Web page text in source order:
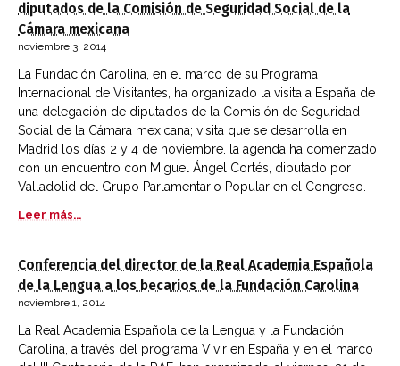
diputados de la Comisión de Seguridad Social de la
Cámara mexicana
noviembre 3, 2014
La Fundación Carolina, en el marco de su Programa
Internacional de Visitantes, ha organizado la visita a España de
una delegación de diputados de la Comisión de Seguridad
Social de la Cámara mexicana; visita que se desarrolla en
Madrid los días 2 y 4 de noviembre. la agenda ha comenzado
con un encuentro con Miguel Ángel Cortés, diputado por
Valladolid del Grupo Parlamentario Popular en el Congreso.
Leer más...
Conferencia del director de la Real Academia Española
de la Lengua a los becarios de la Fundación Carolina
noviembre 1, 2014
La Real Academia Española de la Lengua y la Fundación
Carolina, a través del programa Vivir en España y en el marco